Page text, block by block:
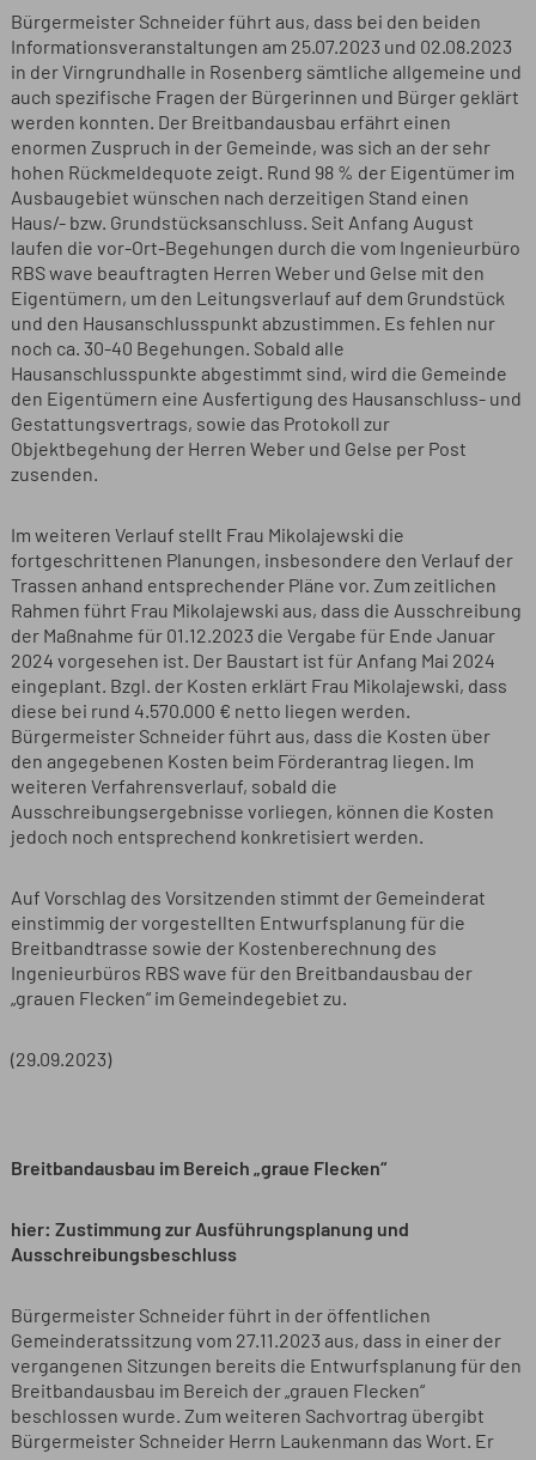
Bürgermeister Schneider führt aus, dass bei den beiden
Informationsveranstaltungen am 25.07.2023 und 02.08.2023
in der Virngrundhalle in Rosenberg sämtliche allgemeine und
auch spezifische Fragen der Bürgerinnen und Bürger geklärt
werden konnten. Der Breitbandausbau erfährt einen
enormen Zuspruch in der Gemeinde, was sich an der sehr
hohen Rückmeldequote zeigt. Rund 98 % der Eigentümer im
Ausbaugebiet wünschen nach derzeitigen Stand einen
Haus/- bzw. Grundstücksanschluss. Seit Anfang August
laufen die vor-Ort-Begehungen durch die vom Ingenieurbüro
RBS wave beauftragten Herren Weber und Gelse mit den
Eigentümern, um den Leitungsverlauf auf dem Grundstück
und den Hausanschlusspunkt abzustimmen. Es fehlen nur
noch ca. 30-40 Begehungen. Sobald alle
Hausanschlusspunkte abgestimmt sind, wird die Gemeinde
den Eigentümern eine Ausfertigung des Hausanschluss- und
Gestattungsvertrags, sowie das Protokoll zur
Objektbegehung der Herren Weber und Gelse per Post
zusenden.
Im weiteren Verlauf stellt Frau Mikolajewski die
fortgeschrittenen Planungen, insbesondere den Verlauf der
Trassen anhand entsprechender Pläne vor. Zum zeitlichen
Rahmen führt Frau Mikolajewski aus, dass die Ausschreibung
der Maßnahme für 01.12.2023 die Vergabe für Ende Januar
2024 vorgesehen ist. Der Baustart ist für Anfang Mai 2024
eingeplant. Bzgl. der Kosten erklärt Frau Mikolajewski, dass
diese bei rund 4.570.000 € netto liegen werden.
Bürgermeister Schneider führt aus, dass die Kosten über
den angegebenen Kosten beim Förderantrag liegen. Im
weiteren Verfahrensverlauf, sobald die
Ausschreibungsergebnisse vorliegen, können die Kosten
jedoch noch entsprechend konkretisiert werden.
Auf Vorschlag des Vorsitzenden stimmt der Gemeinderat
einstimmig der vorgestellten Entwurfsplanung für die
Breitbandtrasse sowie der Kostenberechnung des
Ingenieurbüros RBS wave für den Breitbandausbau der
„grauen Flecken“ im Gemeindegebiet zu.
(29.09.2023)
Breitbandausbau im Bereich „graue Flecken“
hier: Zustimmung zur Ausführungsplanung und
Ausschreibungsbeschluss
Bürgermeister Schneider führt in der öffentlichen
Gemeinderatssitzung vom 27.11.2023 aus, dass in einer der
vergangenen Sitzungen bereits die Entwurfsplanung für den
Breitbandausbau im Bereich der „grauen Flecken“
beschlossen wurde. Zum weiteren Sachvortrag übergibt
Bürgermeister Schneider Herrn Laukenmann das Wort. Er